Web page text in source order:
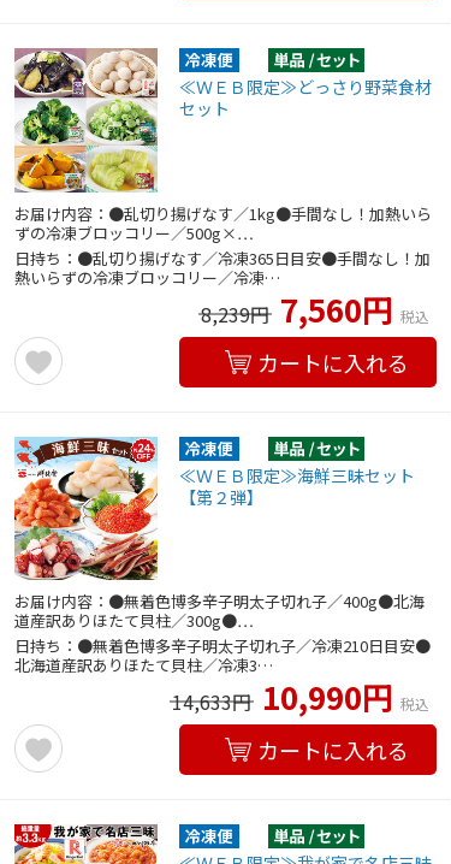
≪ＷＥＢ限定≫どっさり野菜食材
セット
お届け内容：●乱切り揚げなす／1kg●手間なし！加熱いら
ずの冷凍ブロッコリー／500g×…
日持ち：●乱切り揚げなす／冷凍365日目安●手間なし！加
熱いらずの冷凍ブロッコリー／冷凍…
8,239円 7,560円 税込
カートに入れる
≪ＷＥＢ限定≫海鮮三昧セット
【第２弾】
お届け内容：●無着色博多辛子明太子切れ子／400g●北海
道産訳ありほたて貝柱／300g●…
日持ち：●無着色博多辛子明太子切れ子／冷凍210日目安●
北海道産訳ありほたて貝柱／冷凍3…
14,633円 10,990円 税込
カートに入れる